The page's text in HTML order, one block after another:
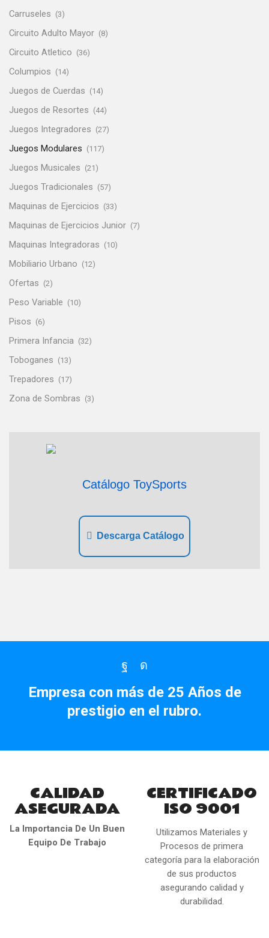
Carruseles (3)
Circuito Adulto Mayor (8)
Circuito Atletico (36)
Columpios (14)
Juegos de Cuerdas (14)
Juegos de Resortes (44)
Juegos Integradores (27)
Juegos Modulares (117)
Juegos Musicales (21)
Juegos Tradicionales (57)
Maquinas de Ejercicios (33)
Maquinas de Ejercicios Junior (7)
Maquinas Integradoras (10)
Mobiliario Urbano (12)
Ofertas (2)
Peso Variable (10)
Pisos (6)
Primera Infancia (32)
Toboganes (13)
Trepadores (17)
Zona de Sombras (3)
Catálogo ToySports
Descarga Catálogo
Facebook
Instagram
Empresa con más de 25 Años de
prestigio en el rubro.
CALIDAD
ASEGURADA
La Importancia De Un Buen
Equipo De Trabajo
CERTIFICADO
ISO 9001
Utilizamos Materiales y
Procesos de primera
categoría para la elaboración
de sus productos
asegurando calidad y
durabilidad.